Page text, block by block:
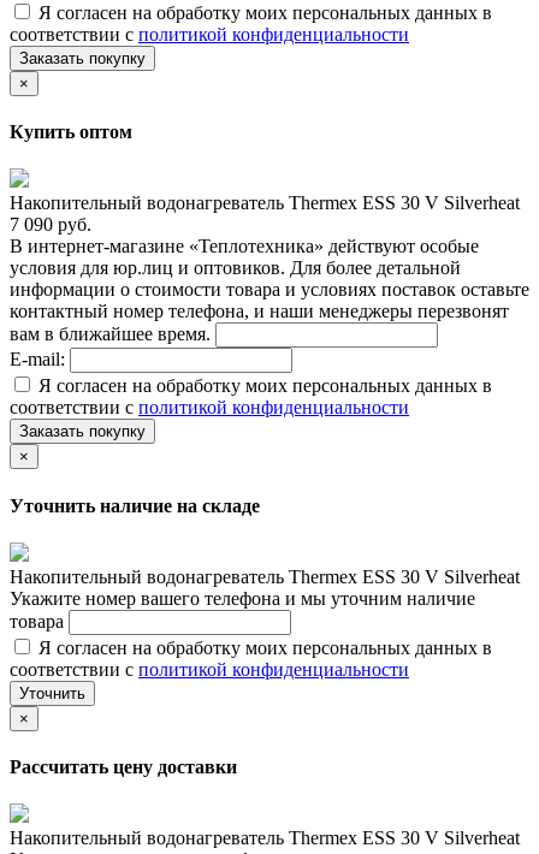
Я согласен на обработку моих персональных данных в
соответствии с политикой конфиденциальности
Заказать покупку
×
Купить оптом
Накопительный водонагреватель Thermex ESS 30 V Silverheat
7 090 руб.
В интернет-магазине «Теплотехника» действуют особые
условия для юр.лиц и оптовиков. Для более детальной
информации о стоимости товара и условиях поставок оставьте
контактный номер телефона, и наши менеджеры перезвонят
вам в ближайшее время.
E-mail:
Я согласен на обработку моих персональных данных в
соответствии с политикой конфиденциальности
Заказать покупку
×
Уточнить наличие на складе
Накопительный водонагреватель Thermex ESS 30 V Silverheat
Укажите номер вашего телефона и мы уточним наличие
товара
Я согласен на обработку моих персональных данных в
соответствии с политикой конфиденциальности
Уточнить
×
Рассчитать цену доставки
Накопительный водонагреватель Thermex ESS 30 V Silverheat